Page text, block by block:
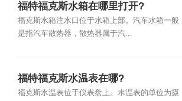
福特福克斯水箱在哪里打开?
福克斯水箱注水口位于水箱上部。汽车水箱一般
是指汽车散热器，散热器属于汽...
福特福克斯水温表在哪?
福克斯水温表位于仪表盘上。水温表的单位为摄